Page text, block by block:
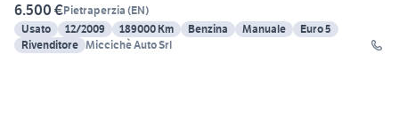
6.500 €Pietraperzia (EN)
Usato
12/2009 189000 Km Benzina Manuale
Euro 5
Rivenditore Miccichè Auto Srl